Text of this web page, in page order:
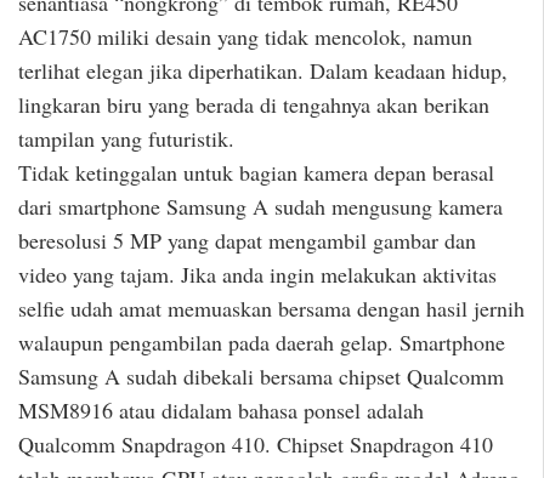
AC1750 miliki desain yang tidak mencolok, namun
terlihat elegan jika diperhatikan. Dalam keadaan hidup,
lingkaran biru yang berada di tengahnya akan berikan
tampilan yang futuristik.
Tidak ketinggalan untuk bagian kamera depan berasal
dari smartphone Samsung A sudah mengusung kamera
beresolusi 5 MP yang dapat mengambil gambar dan
video yang tajam. Jika anda ingin melakukan aktivitas
selfie udah amat memuaskan bersama dengan hasil jernih
walaupun pengambilan pada daerah gelap. Smartphone
Samsung A sudah dibekali bersama chipset Qualcomm
MSM8916 atau didalam bahasa ponsel adalah
Qualcomm Snapdragon 410. Chipset Snapdragon 410